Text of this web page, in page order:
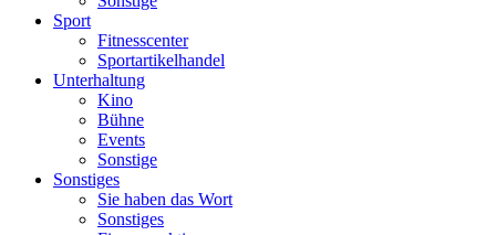
Sport
Fitnesscenter
Sportartikelhandel
Unterhaltung
Kino
Bühne
Events
Sonstige
Sonstiges
Sie haben das Wort
Sonstiges